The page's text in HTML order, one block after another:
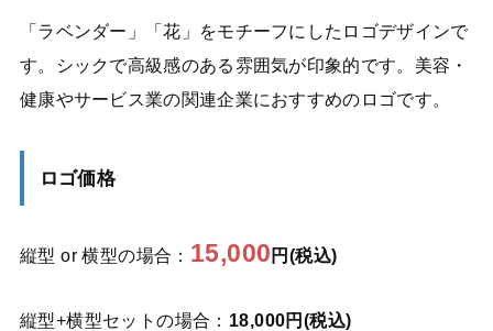
「ラベンダー」「花」をモチーフにしたロゴデザインで
す。シックで高級感のある雰囲気が印象的です。美容・
健康やサービス業の関連企業におすすめのロゴです。
ロゴ価格
縦型 or 横型の場合： 15,000 円(税込)
縦型+横型セットの場合： 18,000円(税込)